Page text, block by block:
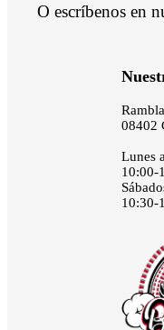
O escríbenos en
08402
Lunes
10:00-
10:30-